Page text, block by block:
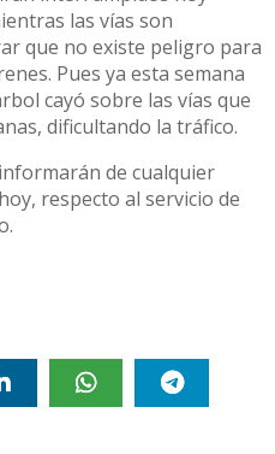
las vías son
que no existe peligro para
Pues ya esta semana
cayó sobre las vías que
dificultando la tráfico.
de cualquier
respecto al servicio de